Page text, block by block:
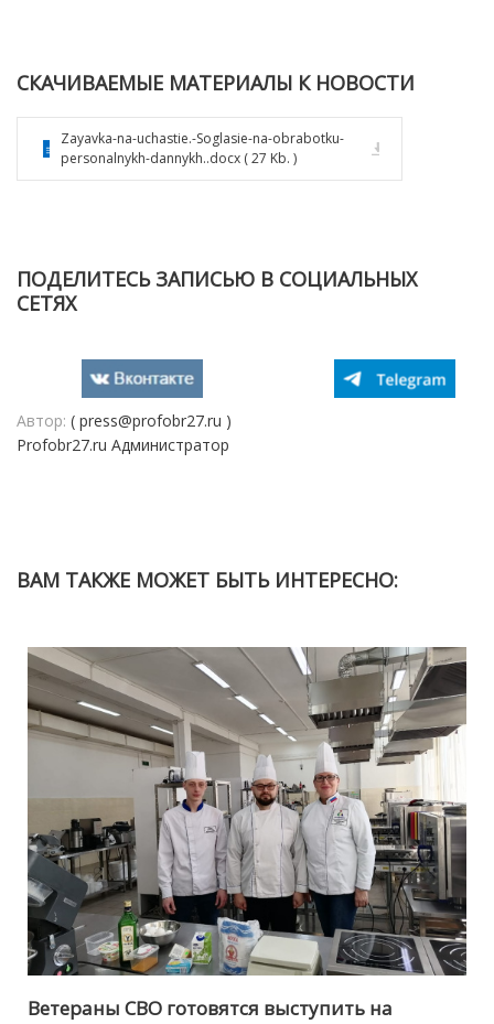
СКАЧИВАЕМЫЕ МАТЕРИАЛЫ К НОВОСТИ
Zayavka-na-uchastie.-Soglasie-na-obrabotku-
personalnykh-dannykh..docx ( 27 Kb. )
ПОДЕЛИТЕСЬ ЗАПИСЬЮ В СОЦИАЛЬНЫХ
СЕТЯХ
Автор: ( press@profobr27.ru )
Profobr27.ru Администратор
ВАМ ТАКЖЕ МОЖЕТ БЫТЬ ИНТЕРЕСНО:
Ветераны СВО готовятся выступить на